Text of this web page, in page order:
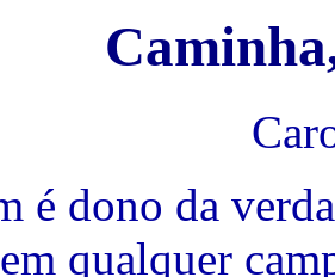
é dono da
qualquer